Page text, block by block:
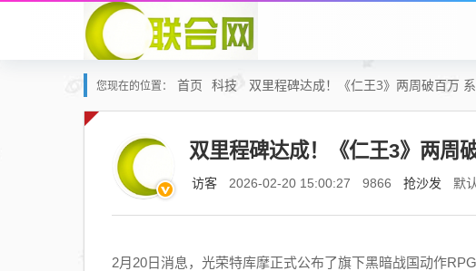
您现在的位置： 首页 科技 双里程碑达成！《仁王3》两周破百万
双里程碑达成！《仁王3》两周
访客 2026-02-20 15:00:27 9866 抢沙发 默认
2月20日消息，光荣特库摩正式公布了旗下黑暗战国动作